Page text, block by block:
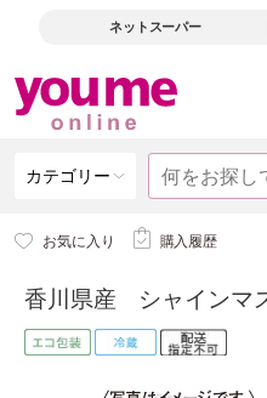
ネットスーパー
カテゴリー
お気に入り 購入履歴
香川県産 シャインマ